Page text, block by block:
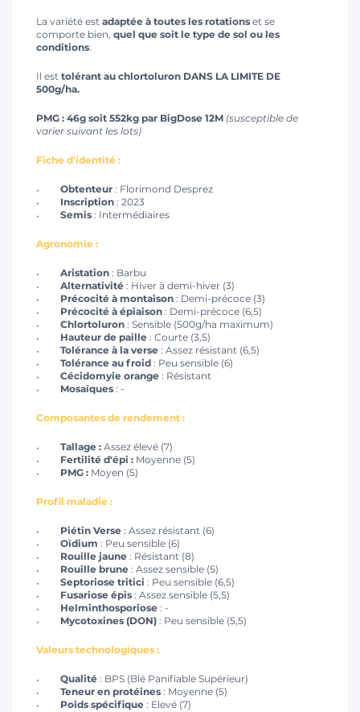
La variété est adaptée à toutes les rotations et se
comporte bien, quel que soit le type de sol ou les
conditions.
Il est tolérant au chlortoluron DANS LA LIMITE DE
500g/ha.
PMG : 46g soit 552kg par BigDose 12M (susceptible de
varier suivant les lots)
Fiche d'identité :
Obtenteur : Florimond Desprez
Inscription : 2023
Semis : Intermédiaires
Agronomie :
Aristation : Barbu
Alternativité : Hiver à demi-hiver (3)
Précocité à montaison : Demi-précoce (3)
Précocité à épiaison : Demi-précoce (6,5)
Chlortoluron : Sensible (500g/ha maximum)
Hauteur de paille : Courte (3,5)
Tolérance à la verse : Assez résistant (6,5)
Tolérance au froid : Peu sensible (6)
Cécidomyie orange : Résistant
Mosaïques : -
Composantes de rendement :
Tallage : Assez élevé (7)
Fertilité d'épi : Moyenne (5)
PMG : Moyen (5)
Profil maladie :
Piétin Verse : Assez résistant (6)
Oïdium : Peu sensible (6)
Rouille jaune : Résistant (8)
Rouille brune : Assez sensible (5)
Septoriose tritici : Peu sensible (6,5)
Fusariose épis : Assez sensible (5,5)
Helminthosporiose : -
Mycotoxines (DON) : Peu sensible (5,5)
Valeurs technologiques :
Qualité : BPS (Blé Panifiable Supérieur)
Teneur en protéines : Moyenne (5)
Poids spécifique : Elevé (7)